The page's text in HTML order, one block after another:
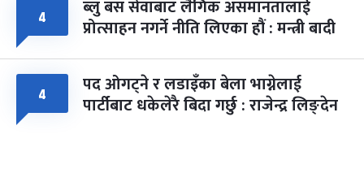
४ ब्लु बस सेवाबाट लैंगिक असमानतालाई
प्रोत्साहन नगर्ने नीति लिएका हौं : मन्त्री बादी
४ पद ओगट्ने र लडाइँका बेला भाग्नेलाई
पार्टीबाट धकेलेरै बिदा गर्छु : राजेन्द्र लिङ्देन